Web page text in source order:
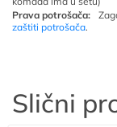
Prava potrošača:
zaštiti potrošača.
Slični